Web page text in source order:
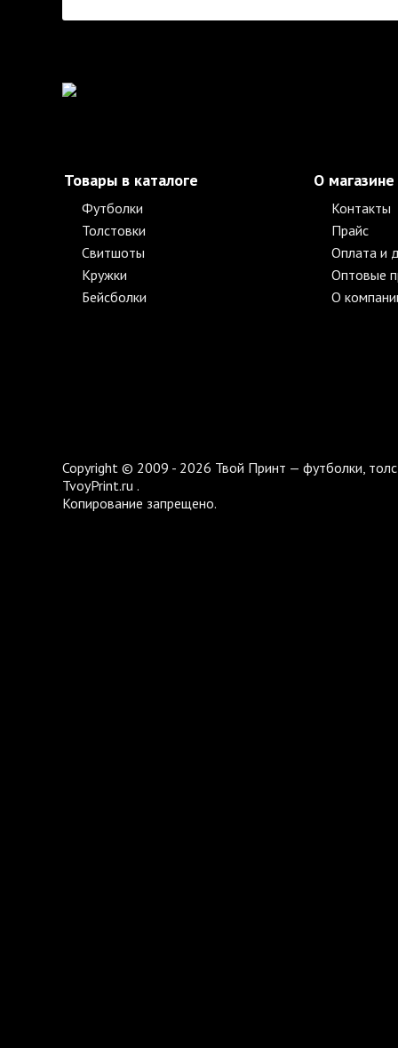
Товары в каталоге
Футболки
Толстовки
Свитшоты
Кружки
Бейсболки
О магазине
Контакты
Прайс
Оплата и
Оптовые
О
Copyright © 2009 - 2026 Твой Принт — футболки,
TvoyPrint.ru .
Копирование запрещено.